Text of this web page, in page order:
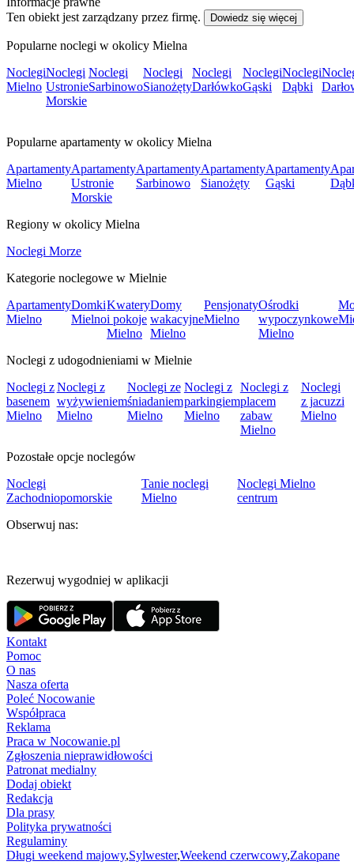
Ten obiekt jest zarządzany przez firmę.
Dowiedz się więcej
Popularne noclegi w okolicy Mielna
Noclegi
Mielno
Noclegi
Ustronie
Morskie
Noclegi
Sarbinowo
Noclegi
Sianożęty
Noclegi
Darłówko
Noclegi
Gąski
Noclegi
Dąbki
Popularne apartamenty w okolicy Mielna
Apartamenty
Mielno
Apartamenty
Ustronie
Morskie
Apartamenty
Sarbinowo
Apartamenty
Sianożęty
Apartamenty
Gąski
Regiony w okolicy Mielna
Noclegi Morze
Kategorie noclegowe w Mielnie
Apartamenty
Mielno
Domki
Mielno
Kwatery
i pokoje
Mielno
Domy
wakacyjne
Mielno
Pensjonaty
Mielno
Ośrodki
wypoczynkowe
Mielno
Noclegi z udogodnieniami w Mielnie
Noclegi z
basenem
Mielno
Noclegi z
wyżywieniem
Mielno
Noclegi ze
śniadaniem
Mielno
Noclegi z
parkingiem
Mielno
Noclegi z
placem
zabaw
Mielno
Noclegi
z jacuzzi
Mielno
Pozostałe opcje noclegów
Noclegi
Zachodniopomorskie
Tanie noclegi
Mielno
Noclegi Mielno
centrum
Obserwuj nas:
Rezerwuj wygodniej w aplikacji
Kontakt
Pomoc
O nas
Nasza oferta
Poleć Nocowanie
Współpraca
Reklama
Praca w Nocowanie.pl
Zgłoszenia nieprawidłowości
Patronat medialny
Dodaj obiekt
Redakcja
Dla prasy
Polityka prywatności
Regulaminy
Długi weekend majowy,Sylwester,Weekend czerwcowy,Zakopane